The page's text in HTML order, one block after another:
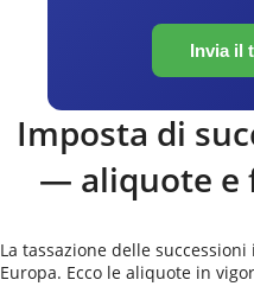
Invia il
Imposta di
— aliquote e
La tassazione delle
Europa. Ecco le aliquote in